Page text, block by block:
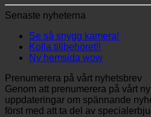
Senaste nyheterna
Se så snygg kamera!
Kolla tillbehöret!!
Ny hemsida wow
Prenumerera på vårt nyhetsbrev
Genom att prenumerera på vårt
uppdateringar om spännande
först med att ta del av